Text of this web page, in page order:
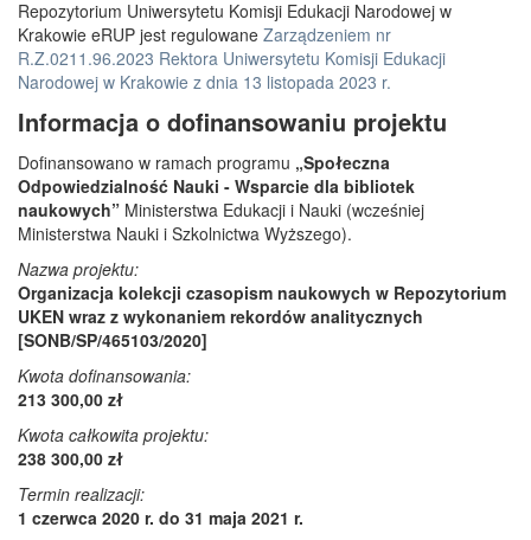
Repozytorium Uniwersytetu Komisji Edukacji Narodowej w
Krakowie eRUP jest regulowane Zarządzeniem nr
R.Z.0211.96.2023 Rektora Uniwersytetu Komisji Edukacji
Narodowej w Krakowie z dnia 13 listopada 2023 r.
Informacja o dofinansowaniu projektu
Dofinansowano w ramach programu „Społeczna
Odpowiedzialność Nauki - Wsparcie dla bibliotek
naukowych” Ministerstwa Edukacji i Nauki (wcześniej
Ministerstwa Nauki i Szkolnictwa Wyższego).
Nazwa projektu:
Organizacja kolekcji czasopism naukowych w Repozytorium
UKEN wraz z wykonaniem rekordów analitycznych
[SONB/SP/465103/2020]
Kwota dofinansowania:
213 300,00 zł
Kwota całkowita projektu:
238 300,00 zł
Termin realizacji:
1 czerwca 2020 r. do 31 maja 2021 r.